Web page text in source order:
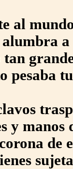
al
tan
pesaba
y manos
de